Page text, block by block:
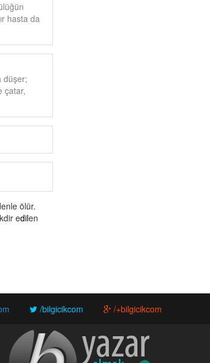
hasta da
düşer;
çatar,
ölür.
edilen
/bilgicikcom /+bilgicikcom